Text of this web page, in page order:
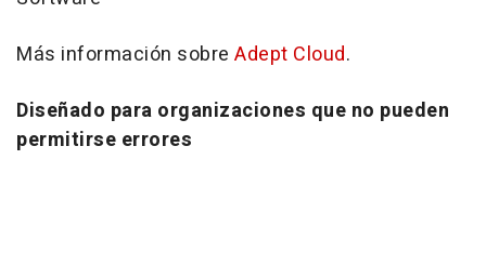
Más información sobre Adept Cloud.
Diseñado para organizaciones que no pueden
permitirse errores